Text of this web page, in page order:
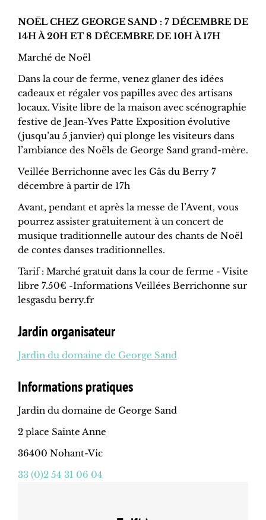
NOËL CHEZ GEORGE SAND : 7 DÉCEMBRE DE
14H À 20H ET 8 DÉCEMBRE DE 10H À 17H
Marché de Noël
Dans la cour de ferme, venez glaner des idées
cadeaux et régaler vos papilles avec des artisans
locaux. Visite libre de la maison avec scénographie
festive de Jean-Yves Patte Exposition évolutive
(jusqu’au 5 janvier) qui plonge les visiteurs dans
l’ambiance des Noëls de George Sand grand-mère.
Veillée Berrichonne avec les Gâs du Berry 7
décembre à partir de 17h
Avant, pendant et après la messe de l’Avent, vous
pourrez assister gratuitement à un concert de
musique traditionnelle autour des chants de Noël
de contes danses traditionnelles.
Tarif : Marché gratuit dans la cour de ferme - Visite
libre 7.50€ -Informations Veillées Berrichonne sur
lesgasdu berry.fr
Jardin organisateur
Jardin du domaine de George Sand
Informations pratiques
Jardin du domaine de George Sand
2 place Sainte Anne
36400 Nohant-Vic
33 (0)2 54 31 06 04